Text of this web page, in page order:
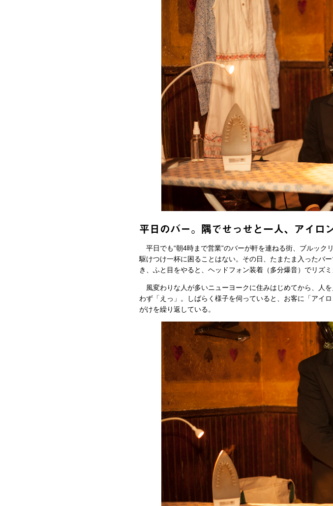
平日のバー。隅でせっせと一人、アイロ
平日でも“朝4時まで営業”のバーが軒を連ねる街、ブルック
駆けつけ一杯に困ることはない。その日、たまたま入ったバ
き、ふと目をやると、ヘッドフォン装着（多分爆音）でリズ
風変わりな人が多いニューヨークに住みはじめてから、人
わず「えっ」。しばらく様子を伺っていると、お客に「アイ
がけを繰り返している。